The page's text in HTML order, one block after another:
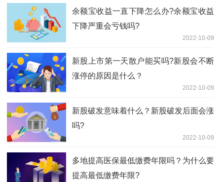
余额宝收益一直下降怎么办?余额宝收益
下降严重会亏钱吗?
2022-10-09
新股上市第一天散户能买吗?新股会不断
涨停的原因是什么？
2022-10-09
新股破发意味着什么？新股破发后面会涨
吗?
2022-10-09
多地提高医保最低缴费年限吗？为什么要
提高最低缴费年限?